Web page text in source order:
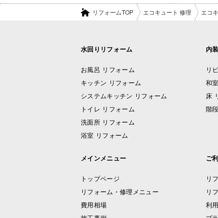
リフォームTOP エコキュート 修理 エコ
水回りリフォーム
お風呂 リフォーム
キッチン リフォーム
システムキッチン リフォーム
トイレ リフォーム
洗面所 リフォーム
浴室 リフォーム
内
リ
和
床
階
メインメニュー
トップページ
リフォーム・修理メニュー
費用相場
ご
リ
リ
利